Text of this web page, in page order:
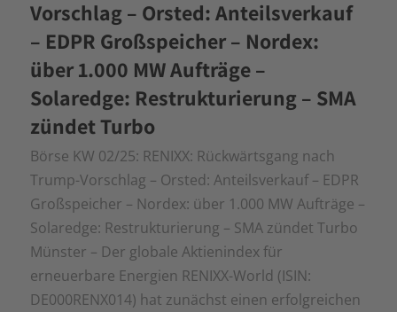
Vorschlag – Orsted: Anteilsverkauf
– EDPR Großspeicher – Nordex:
über 1.000 MW Aufträge –
Solaredge: Restrukturierung – SMA
zündet Turbo
Börse KW 02/25: RENIXX: Rückwärtsgang nach
Trump-Vorschlag – Orsted: Anteilsverkauf – EDPR
Großspeicher – Nordex: über 1.000 MW Aufträge –
Solaredge: Restrukturierung – SMA zündet Turbo
Münster – Der globale Aktienindex für
erneuerbare Energien RENIXX-World (ISIN:
DE000RENX014) hat zunächst einen erfolgreichen